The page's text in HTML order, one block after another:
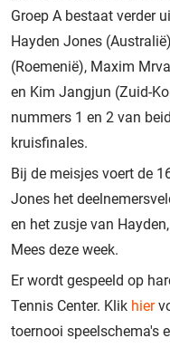
Groep A bestaat verder
Hayden Jones
(Roemenië), Maxim
en Kim Jangjun (Zuid-
nummers 1 en 2 van
kruisfinales.
Bij de meisjes voert de
Jones het
en het zusje van
Mees deze week.
Er wordt gespeeld op
Tennis Center. Klik hier
toernooi speelschema's